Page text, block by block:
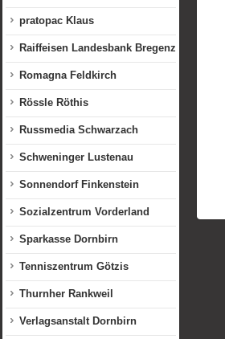
pratopac Klaus
Raiffeisen Landesbank Bregenz
Romagna Feldkirch
Rössle Röthis
Russmedia Schwarzach
Schweninger Lustenau
Sonnendorf Finkenstein
Sozialzentrum Vorderland
Sparkasse Dornbirn
Tenniszentrum Götzis
Thurnher Rankweil
Verlagsanstalt Dornbirn